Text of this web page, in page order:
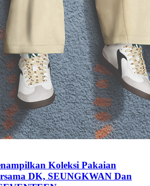
Koleksi Pakaian
DK, SEUNGKWAN Dan